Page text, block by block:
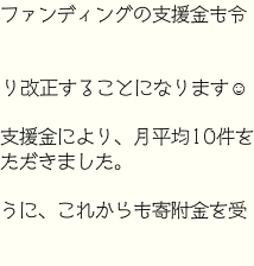
ァンディングの支援金も令
改正することになります☺
援金により、月平均10件を
だきました。
に、これからも寄附金を受